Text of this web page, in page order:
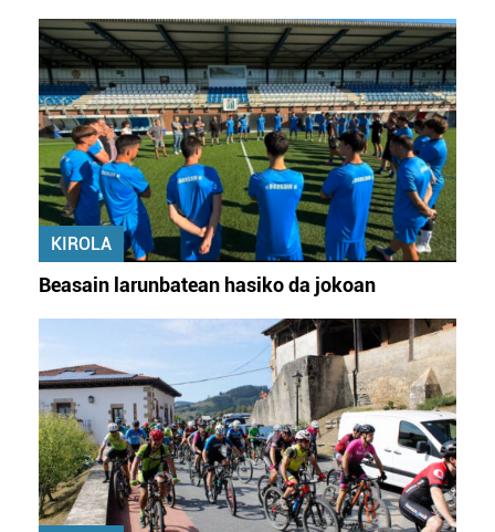
KIROLA
Beasain larunbatean hasiko da jokoan